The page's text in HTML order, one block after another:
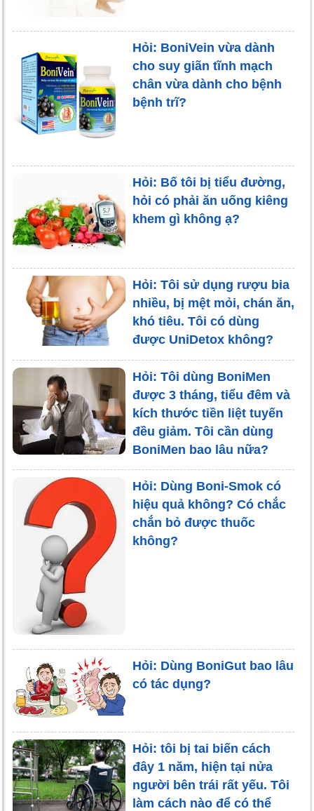
Hỏi: BoniVein vừa dành
cho suy giãn tĩnh mạch
chân vừa dành cho bệnh
bệnh trĩ?
Hỏi: Bố tôi bị tiểu đường,
hỏi có phải ăn uống kiêng
khem gì không ạ?
Hỏi: Tôi sử dụng rượu bia
nhiều, bị mệt mỏi, chán ăn,
khó tiêu. Tôi có dùng
được UniDetox không?
Hỏi: Tôi dùng BoniMen
được 3 tháng, tiểu đêm và
kích thước tiền liệt tuyến
đều giảm. Tôi cần dùng
BoniMen bao lâu nữa?
Hỏi: Dùng Boni-Smok có
hiệu quả không? Có chắc
chắn bỏ được thuốc
không?
Hỏi: Dùng BoniGut bao lâu
có tác dụng?
Hỏi: tôi bị tai biến cách
đây 1 năm, hiện tại nửa
người bên trái rất yếu. Tôi
làm cách nào để có thể